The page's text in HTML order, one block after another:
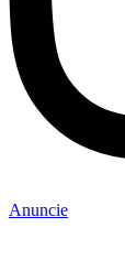
Anuncie